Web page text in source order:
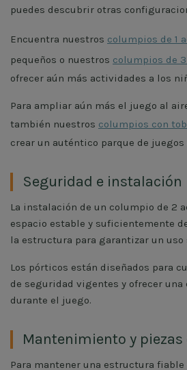
puedes descubrir otras
Encuentra nuestros columpios de 1
pequeños o nuestros columpios de
ofrecer aún más actividades a los
Para ampliar aún más el juego al
también nuestros columpios con
crear un auténtico parque de
Seguridad e instalación
La instalación de un columpio de 2
espacio estable y suficientemente
la estructura para garantizar un uso
Los pórticos están diseñados para
de seguridad vigentes y ofrecer
durante el juego.
Mantenimiento y piezas
Para mantener una estructura fiable